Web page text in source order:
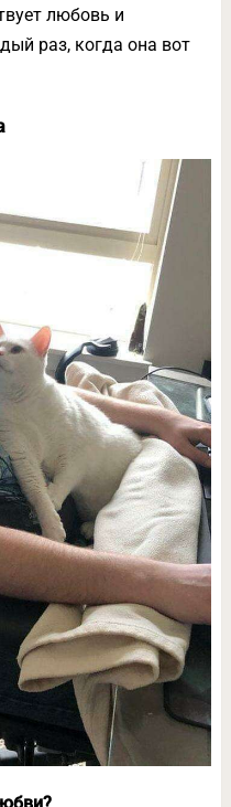
любовь и
раз, когда она вот